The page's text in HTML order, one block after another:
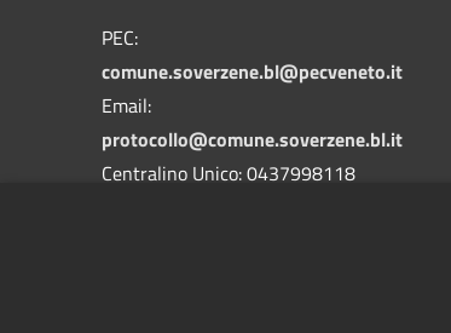
PEC:
comune.soverzene.bl@pecveneto.it
Email:
protocollo@comune.soverzene.bl.it
Centralino Unico: 0437998118